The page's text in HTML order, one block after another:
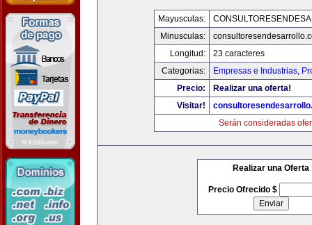
Mayusculas:
Minusculas:
Longitud:
23 caracteres
Categorias:
Empresas e Industrias,
Precio:
Realizar una oferta!
Visitar!
Serán consideradas
Realizar una Oferta
Precio Ofrecido $